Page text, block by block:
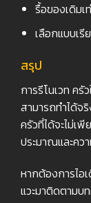
รื้อของเดิมเ
เลือกแบบเรี
สรุป
การรีโนเวท ค
สามารถทำได้จ
ครัวที่ได้จะไม่เ
ประมาณและคว
หากต้องการไอ
แวะมาติดตามบ